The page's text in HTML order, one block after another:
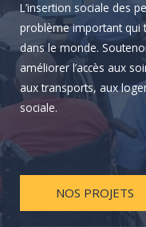
L’insertion sociale des
problème important qui
dans le monde.
améliorer l’accès aux
aux transports, aux
sociale.
NOS PROJETS